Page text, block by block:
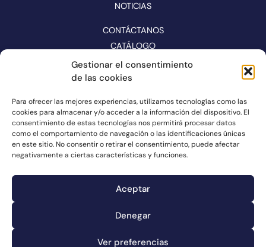
Gestionar el consentimiento
de las cookies
Para ofrecer las mejores experiencias, utilizamos tecnologías como las
cookies para almacenar y/o acceder a la información del dispositivo. El
consentimiento de estas tecnologías nos permitirá procesar datos
como el comportamiento de navegación o las identificaciones únicas
en este sitio. No consentir o retirar el consentimiento, puede afectar
negativamente a ciertas características y funciones.
Aceptar
Denegar
Ver preferencias
NOTICIAS
CONTÁCTANOS
CATÁLOGO
SÍGUENOS EN REDES
Canal de denuncias